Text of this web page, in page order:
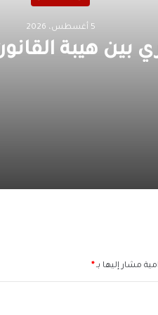
5 أغسطس، 2026
بين هيبة
على مصر عدم الانجرار نحو
مشار إليها بـ *